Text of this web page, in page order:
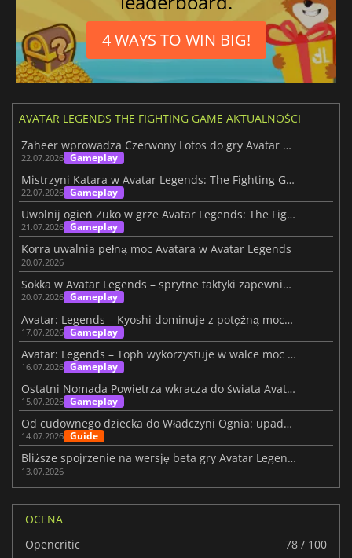
4 WAYS TO WIN BIG!
AVATAR LEGENDS THE FIGHTING GAME AKTUALNOŚCI
Zaheer wprowadza Czerwony Lotos do gry Avatar Legends
22.07.2026 Gameplay
Mistrzyni Katara w Avatar Legends: The Fighting Game
22.07.2026 Gameplay
Uwolnij ogień Zuko w grze Avatar Legends: The Fighting Game
21.07.2026 Gameplay
Korra uwalnia pełną moc Avatara w Avatar Legends
20.07.2026
Sokka w Avatar Legends – sprytne taktyki zapewniają zwycięstwo w walce
20.07.2026 Gameplay
Avatar: Legends – Kyoshi dominuje z potężną mocą, która wstrząsa ziemią
17.07.2026 Gameplay
Avatar: Legends – Toph wykorzystuje w walce moc magii ziemi
16.07.2026 Gameplay
Ostatni Nomada Powietrza wkracza do świata Avatar: Legends
15.07.2026 Gameplay
Od cudownego dziecka do Władczyni Ognia: upadek Azuli w Avatar: Legends
14.07.2026 Guide
Bliższe spojrzenie na wersję beta gry Avatar Legends: The Fighting Game
13.07.2026
OCENA
Opencritic
78 / 100